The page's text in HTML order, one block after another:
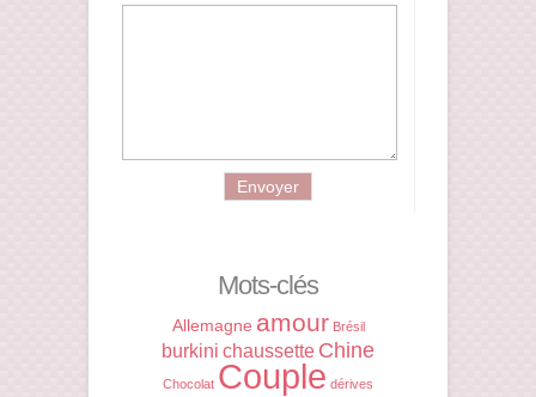
Mots-clés
Allemagne amour Brésil
burkini chaussette Chine
Chocolat Couple dérives